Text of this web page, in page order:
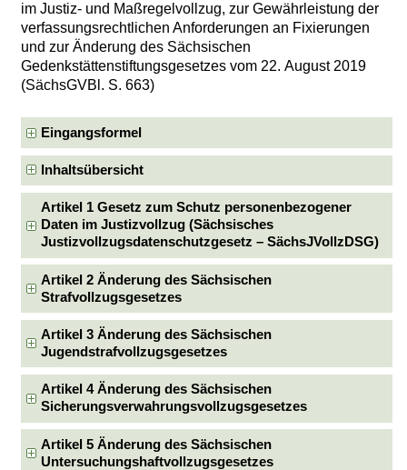
im Justiz- und Maßregelvollzug, zur Gewährleistung der
verfassungsrechtlichen Anforderungen an Fixierungen
und zur Änderung des Sächsischen
Gedenkstättenstiftungsgesetzes vom 22. August 2019
(SächsGVBl. S. 663)
Eingangsformel
Inhaltsübersicht
Artikel 1 Gesetz zum Schutz personenbezogener
Daten im Justizvollzug (Sächsisches
Justizvollzugsdatenschutzgesetz – SächsJVollzDSG)
Artikel 2 Änderung des Sächsischen
Strafvollzugsgesetzes
Artikel 3 Änderung des Sächsischen
Jugendstrafvollzugsgesetzes
Artikel 4 Änderung des Sächsischen
Sicherungsverwahrungsvollzugsgesetzes
Artikel 5 Änderung des Sächsischen
Untersuchungshaftvollzugsgesetzes